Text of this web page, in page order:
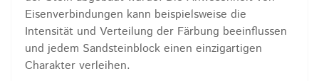
Eisenverbindungen kann beispielsweise die
Intensität und Verteilung der Färbung beeinflussen
und jedem Sandsteinblock einen einzigartigen
Charakter verleihen.